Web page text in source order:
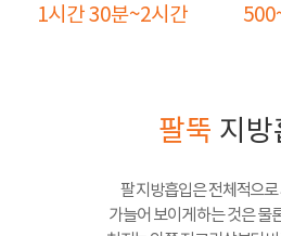
1시간 30분~2시간
팔뚝 지방
팔 지방흡입은 전체적으
가늘어 보이게 하는 것은 물